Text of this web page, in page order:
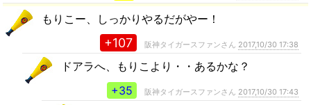
もりこー、しっかりやるだがやー！
+107 阪神タイガースファンさん 2017,10/30 17:38
ドアラへ、もりこより・・あるかな？
+35
阪神タイガースファンさん 2017,10/30 17:43